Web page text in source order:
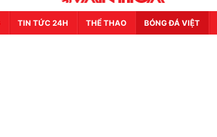
TIN TỨC 24H THỂ THAO BÓNG ĐÁ VIỆT